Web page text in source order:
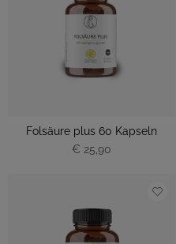
Folsäure plus 60 Kapseln
€ 25,90